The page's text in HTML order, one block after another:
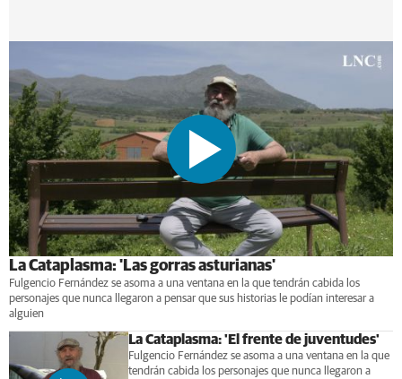
La Cataplasma: 'Las gorras asturianas'
Fulgencio Fernández se asoma a una ventana en la que tendrán cabida los
personajes que nunca llegaron a pensar que sus historias le podían interesar a
alguien
La Cataplasma: 'El frente de juventudes'
Fulgencio Fernández se asoma a una ventana en la que
tendrán cabida los personajes que nunca llegaron a